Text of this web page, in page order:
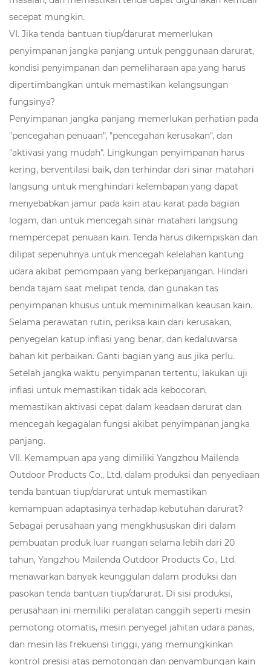
secepat mungkin.
VI. Jika tenda bantuan tiup/darurat memerlukan
penyimpanan jangka panjang untuk penggunaan darurat,
kondisi penyimpanan dan pemeliharaan apa yang harus
dipertimbangkan untuk memastikan kelangsungan
fungsinya?
Penyimpanan jangka panjang memerlukan perhatian pada
"pencegahan penuaan", "pencegahan kerusakan", dan
"aktivasi yang mudah". Lingkungan penyimpanan harus
kering, berventilasi baik, dan terhindar dari sinar matahari
langsung untuk menghindari kelembapan yang dapat
menyebabkan jamur pada kain atau karat pada bagian
logam, dan untuk mencegah sinar matahari langsung
mempercepat penuaan kain. Tenda harus dikempiskan dan
dilipat sepenuhnya untuk mencegah kelelahan kantung
udara akibat pemompaan yang berkepanjangan. Hindari
benda tajam saat melipat tenda, dan gunakan tas
penyimpanan khusus untuk meminimalkan keausan kain.
Selama perawatan rutin, periksa kain dari kerusakan,
penyegelan katup inflasi yang benar, dan kedaluwarsa
bahan kit perbaikan. Ganti bagian yang aus jika perlu.
Setelah jangka waktu penyimpanan tertentu, lakukan uji
inflasi untuk memastikan tidak ada kebocoran,
memastikan aktivasi cepat dalam keadaan darurat dan
mencegah kegagalan fungsi akibat penyimpanan jangka
panjang.
VII. Kemampuan apa yang dimiliki Yangzhou Mailenda
Outdoor Products Co., Ltd. dalam produksi dan penyediaan
tenda bantuan tiup/darurat untuk memastikan
kemampuan adaptasinya terhadap kebutuhan darurat?
Sebagai perusahaan yang mengkhususkan diri dalam
pembuatan produk luar ruangan selama lebih dari 20
tahun, Yangzhou Mailenda Outdoor Products Co., Ltd.
menawarkan banyak keunggulan dalam produksi dan
pasokan tenda bantuan tiup/darurat. Di sisi produksi,
perusahaan ini memiliki peralatan canggih seperti mesin
pemotong otomatis, mesin penyegel jahitan udara panas,
dan mesin las frekuensi tinggi, yang memungkinkan
kontrol presisi atas pemotongan dan penyambungan kain